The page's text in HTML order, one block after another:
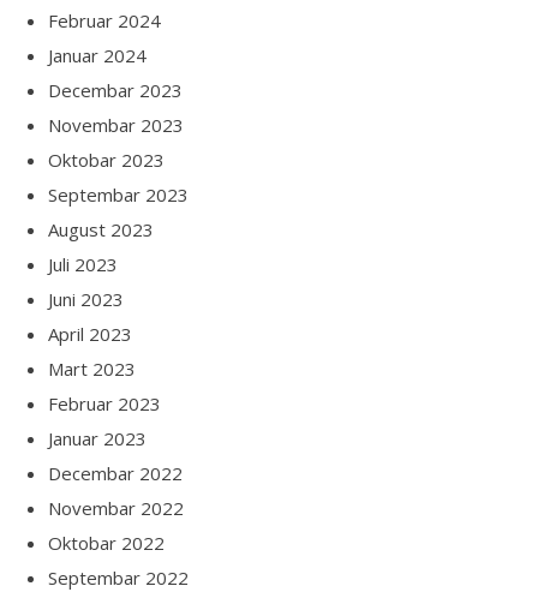
Februar 2024
Januar 2024
Decembar 2023
Novembar 2023
Oktobar 2023
Septembar 2023
August 2023
Juli 2023
Juni 2023
April 2023
Mart 2023
Februar 2023
Januar 2023
Decembar 2022
Novembar 2022
Oktobar 2022
Septembar 2022